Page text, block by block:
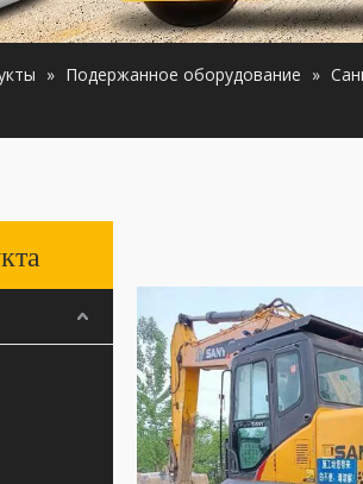
» Подержанное оборудование »